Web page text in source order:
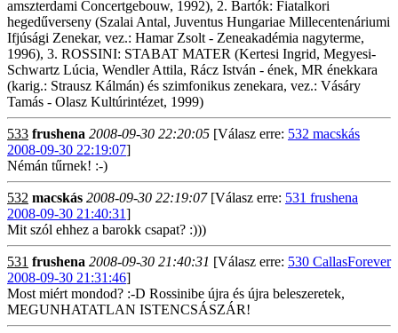
amszterdami Concertgebouw, 1992), 2. Bartók: Fiatalkori
hegedűverseny (Szalai Antal, Juventus Hungariae Millecentenáriumi
Ifjúsági Zenekar, vez.: Hamar Zsolt - Zeneakadémia nagyterme,
1996), 3. ROSSINI: STABAT MATER (Kertesi Ingrid, Megyesi-
Schwartz Lúcia, Wendler Attila, Rácz István - ének, MR énekkara
(karig.: Strausz Kálmán) és szimfonikus zenekara, vez.: Vásáry
Tamás - Olasz Kultúrintézet, 1999)
533 frushena 2008-09-30 22:20:05 [Válasz erre: 532 macskás
2008-09-30 22:19:07]
Némán tűrnek! :-)
532 macskás 2008-09-30 22:19:07[Válasz erre: 531 frushena
2008-09-30 21:40:31]
Mit szól ehhez a barokk csapat? :)))
531 frushena 2008-09-30 21:40:31 [Válasz erre: 530 CallasForever
2008-09-30 21:31:46]
Most miért mondod? :-D Rossinibe újra és újra beleszeretek,
MEGUNHATATLAN ISTENCSÁSZÁR!